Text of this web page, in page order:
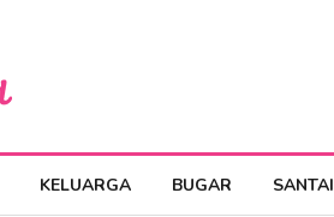
KELUARGA BUGAR SANTAI